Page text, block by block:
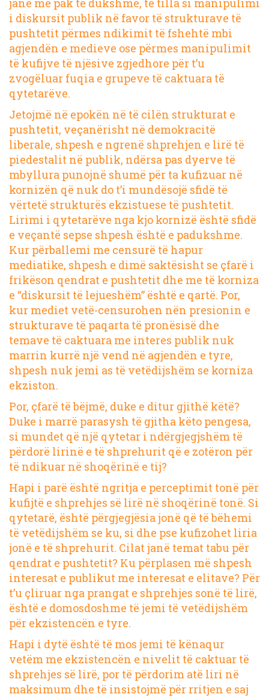
janë më pak të dukshme, të tilla si manipulimi
i diskursit publik në favor të strukturave të
pushtetit përmes ndikimit të fshehtë mbi
agjendën e medieve ose përmes manipulimit
të kufijve të njësive zgjedhore për t’u
zvogëluar fuqia e grupeve të caktuara të
qytetarëve.
Jetojmë në epokën në të cilën strukturat e
pushtetit, veçanërisht në demokracitë
liberale, shpesh e ngrenë shprehjen e lirë të
piedestalit në publik, ndërsa pas dyerve të
mbyllura punojnë shumë për ta kufizuar në
kornizën që nuk do t’i mundësojë sfidë të
vërtetë strukturës ekzistuese të pushtetit.
Lirimi i qytetarëve nga kjo kornizë është sfidë
e veçantë sepse shpesh është e padukshme.
Kur përballemi me censurë të hapur
mediatike, shpesh e dimë saktësisht se çfarë i
frikëson qendrat e pushtetit dhe me të korniza
e “diskursit të lejueshëm” është e qartë. Por,
kur mediet vetë-censurohen nën presionin e
strukturave të paqarta të pronësisë dhe
temave të caktuara me interes publik nuk
marrin kurrë një vend në agjendën e tyre,
shpesh nuk jemi as të vetëdijshëm se korniza
ekziston.
Por, çfarë të bëjmë, duke e ditur gjithë këtë?
Duke i marrë parasysh të gjitha këto pengesa,
si mundet që një qytetar i ndërgjegjshëm të
përdorë lirinë e të shprehurit që e zotëron për
të ndikuar në shoqërinë e tij?
Hapi i parë është ngritja e perceptimit tonë për
kufijtë e shprehjes së lirë në shoqërinë tonë. Si
qytetarë, është përgjegjësia jonë që të bëhemi
të vetëdijshëm se ku, si dhe pse kufizohet liria
jonë e të shprehurit. Cilat janë temat tabu për
qendrat e pushtetit? Ku përplasen më shpesh
interesat e publikut me interesat e elitave? Për
t’u çliruar nga prangat e shprehjes sonë të lirë,
është e domosdoshme të jemi të vetëdijshëm
për ekzistencën e tyre.
Hapi i dytë është të mos jemi të kënaqur
vetëm me ekzistencën e nivelit të caktuar të
shprehjes së lirë, por të përdorim atë liri në
maksimum dhe të insistojmë për rritjen e saj